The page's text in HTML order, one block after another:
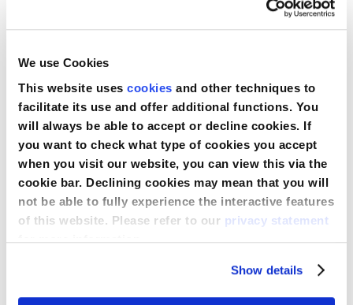
We use Cookies
This website uses cookies and other techniques to
facilitate its use and offer additional functions. You
will always be able to accept or decline cookies. If
you want to check what type of cookies you accept
when you visit our website, you can view this via the
cookie bar. Declining cookies may mean that you will
not be able to fully experience the interactive features
of this website. Please refer to our privacy statement
for more information.
Show details
sociální spravedlnost a podporuje důstojnou práci.
Poskytuje rovnocenný prostor zaměstnancům,
zaměstnavatelům a vládám a pomáhá stanovovat
programy pro 187 členských zemí.
Zjistit více o MOP
SA8000®
Standard SA8000 byl vyvinut nezávislou organizací
Social Accountability International (SAI), která se
zabývá prosazováním lidských práv na pracovišti.
SA8000 je rámec pro certifikaci „spravedlivých a